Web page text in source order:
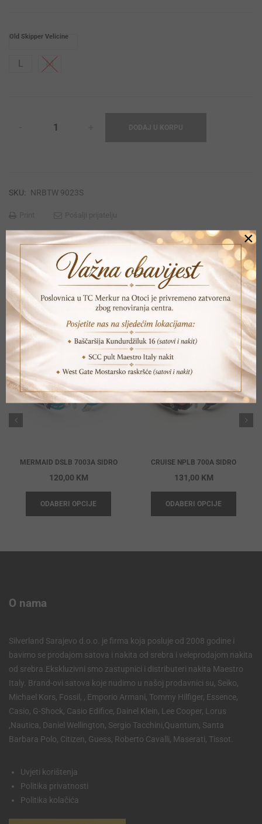
Old Skipper Velicine
L M
SKU: NRBTW 9023S
POVEZANI PROIZVODI
MERMAID DSLB 7003A SIDRO
120,00 KM
ODABERI OPCIJE
CRUISE NPLB 700A SIDRO
131,00 KM
ODABERI OPCIJE
O nama
Silverland Sarajevo d.o.o. je firma koja posluje od 2008 godine i
bavimo se prodajom satova i nakita od srebra i veleprodajom nakita
od srebra.Ekskluzivni smo zastupnici i distributeri nakita Maestro
Italy. Brand-ovi satova koje nudimo u našoj prodavnici su, Seiko,
Michael Kors, Fossil, , Emporio Armani, Tommy Hilfiger, Essence,
Casio, G-Shock, Casio Edifice, Dainel Klein, Lee Cooper, Lorus
,Nautica, Daniel Wellington, Sergio Tacchini,Quantum, Santa
Barbara Polo, Citizen, Guess, Roberto Cavalli, Maserati, Tissot.
Uvjeti korištenja
Politika privatnosti
Politika kolačića
×